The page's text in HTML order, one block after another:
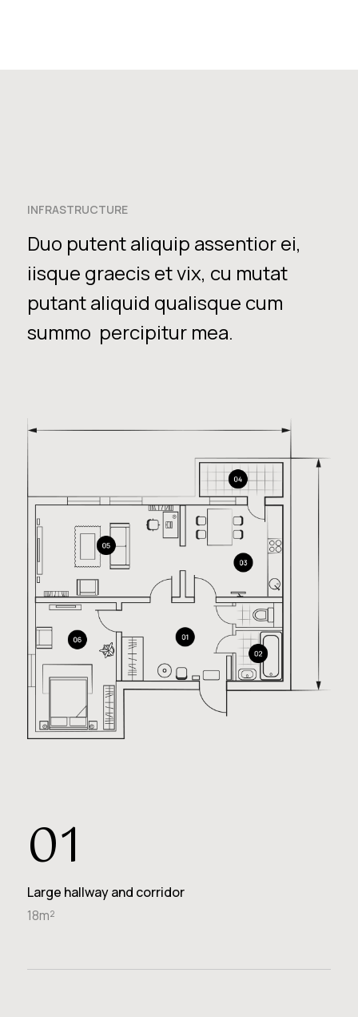
INFRASTRUCTURE
Duo putent aliquip assentior ei,
iisque graecis et vix, cu mutat
putant aliquid qualisque cum
summo percipitur mea.
01
Large hallway and corridor
18m²